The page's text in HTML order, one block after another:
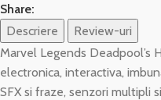
Share:
Descriere
Review-uri
Marvel Legends Deadpool’s
electronica, interactiva,
SFX si fraze, senzori multipli